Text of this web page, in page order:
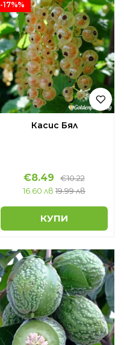
-17%%
Касис Бял
€8.49
€10.22
16.60 лв 19.99 лв
КУПИ